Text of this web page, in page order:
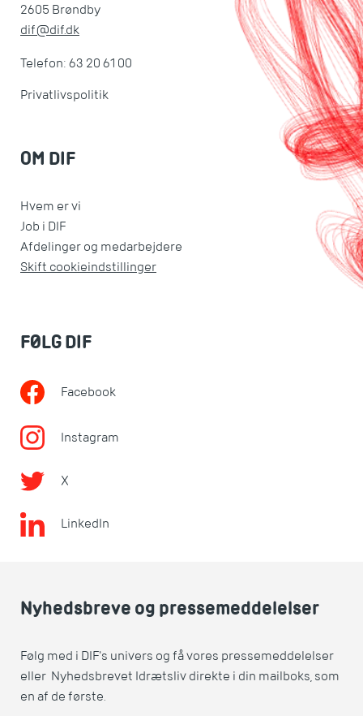
2605 Brøndby
dif@dif.dk
Telefon: 63 20 61 00
Privatlivspolitik
OM DIF
Hvem er vi
Job i DIF
Afdelinger og medarbejdere
Skift cookieindstillinger
FØLG DIF
Facebook
Instagram
X
LinkedIn
Nyhedsbreve og pressemeddelelser
Følg med i DIF's univers og få vores pressemeddelelser
eller Nyhedsbrevet Idrætsliv direkte i din mailboks, som
en af de første.